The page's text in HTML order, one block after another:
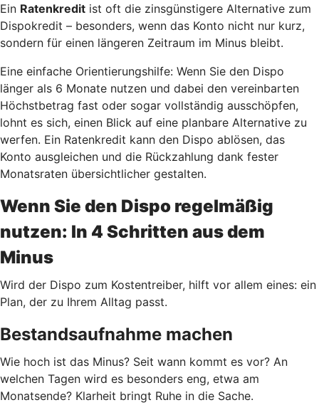
Ein Ratenkredit ist oft die zinsgünstigere Alternative zum
Dispokredit – besonders, wenn das Konto nicht nur kurz,
sondern für einen längeren Zeitraum im Minus bleibt.
Eine einfache Orientierungshilfe: Wenn Sie den Dispo
länger als 6 Monate nutzen und dabei den vereinbarten
Höchstbetrag fast oder sogar vollständig ausschöpfen,
lohnt es sich, einen Blick auf eine planbare Alternative zu
werfen. Ein Ratenkredit kann den Dispo ablösen, das
Konto ausgleichen und die Rückzahlung dank fester
Monatsraten übersichtlicher gestalten.
Wenn Sie den Dispo regelmäßig
nutzen: In 4 Schritten aus dem
Minus
Wird der Dispo zum Kostentreiber, hilft vor allem eines: ein
Plan, der zu Ihrem Alltag passt.
Bestandsaufnahme machen
Wie hoch ist das Minus? Seit wann kommt es vor? An
welchen Tagen wird es besonders eng, etwa am
Monatsende? Klarheit bringt Ruhe in die Sache.